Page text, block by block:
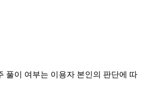
풀이 여부는 이용자 본인의 판단에 따